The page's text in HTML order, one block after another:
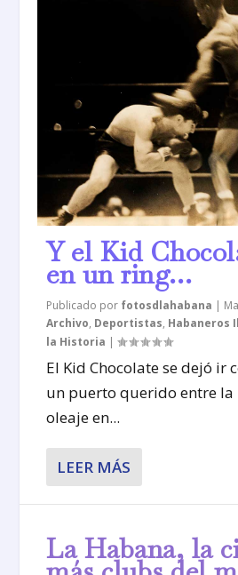
Y el Kid
en un ring…
Publicado por fotosdlahabana |
Archivo, Deportistas, Habaneros
la Historia |
El Kid Chocolate se dejó ir
un puerto querido entre la
oleaje en...
LEER MÁS
La Habana, la